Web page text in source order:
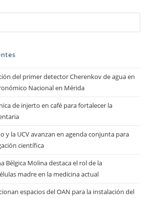
del primer detector Cherenkov de agua en
Nacional en Mérida
de injerto en café para fortalecer la
y la UCV avanzan en agenda conjunta para
científica
Bélgica Molina destaca el rol de la
madre en la medicina actual
espacios del OAN para la instalación del